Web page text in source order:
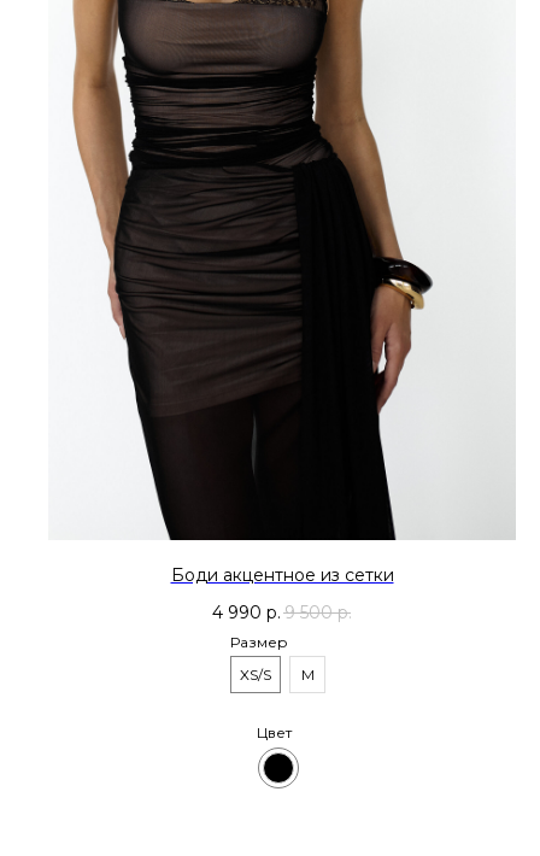
Боди акцентное из сетки
4 990 р. 9 500 р.
Размер
XS/S
M
Цвет
Договор оферты
Политика конфиденциальности
ИП Мокроусова Алина Александровна
ИНН 667016553576
* Компания Meta признана
экстремистской
организацией
и запрещена в РФ.
TG
Доставка и оплата
Гарантия и возврат
Оплата «Долями»
Оплата «Яндекс Сплит»